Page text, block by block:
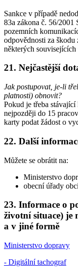
Sankce v případě
83a zákona č. 56/2001
pozemních
odpovědnosti za škodu
některých
21. Nejčastější
Jak postupovat, je-li
platnosti) obnovit?
Pokud je třeba
nejpozději do 15
karty podat žádost o
22. Další
Můžete se obrátit na:
Ministerstvo
obecní úřady
23. Informace o
životní situace) je
a v jiné formě
Ministerstvo dopravy
- Digitální tachograf